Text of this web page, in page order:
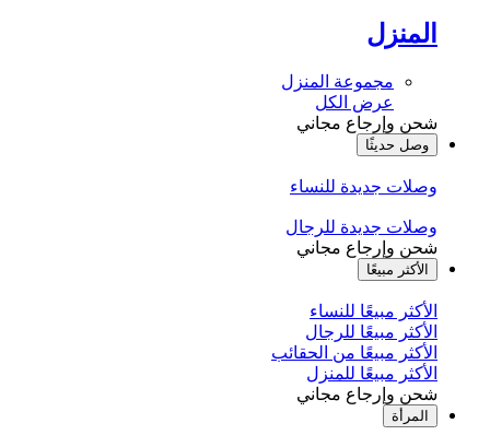
المنزل
مجموعة المنزل
عرض الكل
شحن وإرجاع مجاني
وصل حديثًا
وصلات جديدة للنساء
وصلات جديدة للرجال
شحن وإرجاع مجاني
الأكثر مبيعًا
الأكثر مبيعًا للنساء
الأكثر مبيعًا للرجال
الأكثر مبيعًا من الحقائب
الأكثر مبيعًا للمنزل
شحن وإرجاع مجاني
المرأة